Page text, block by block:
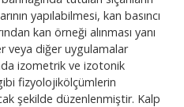
yapılabilmesi, kan basıncı
kan örneği alınması yanı
veya diğer uygulamalar
izometrik ve izotonik
fizyolojikölçümlerin
şekilde düzenlenmiştir. Kalp